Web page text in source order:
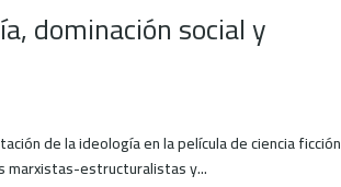
dominación social y
de la ideología en la película de ciencia ficción
marxistas-estructuralistas y...